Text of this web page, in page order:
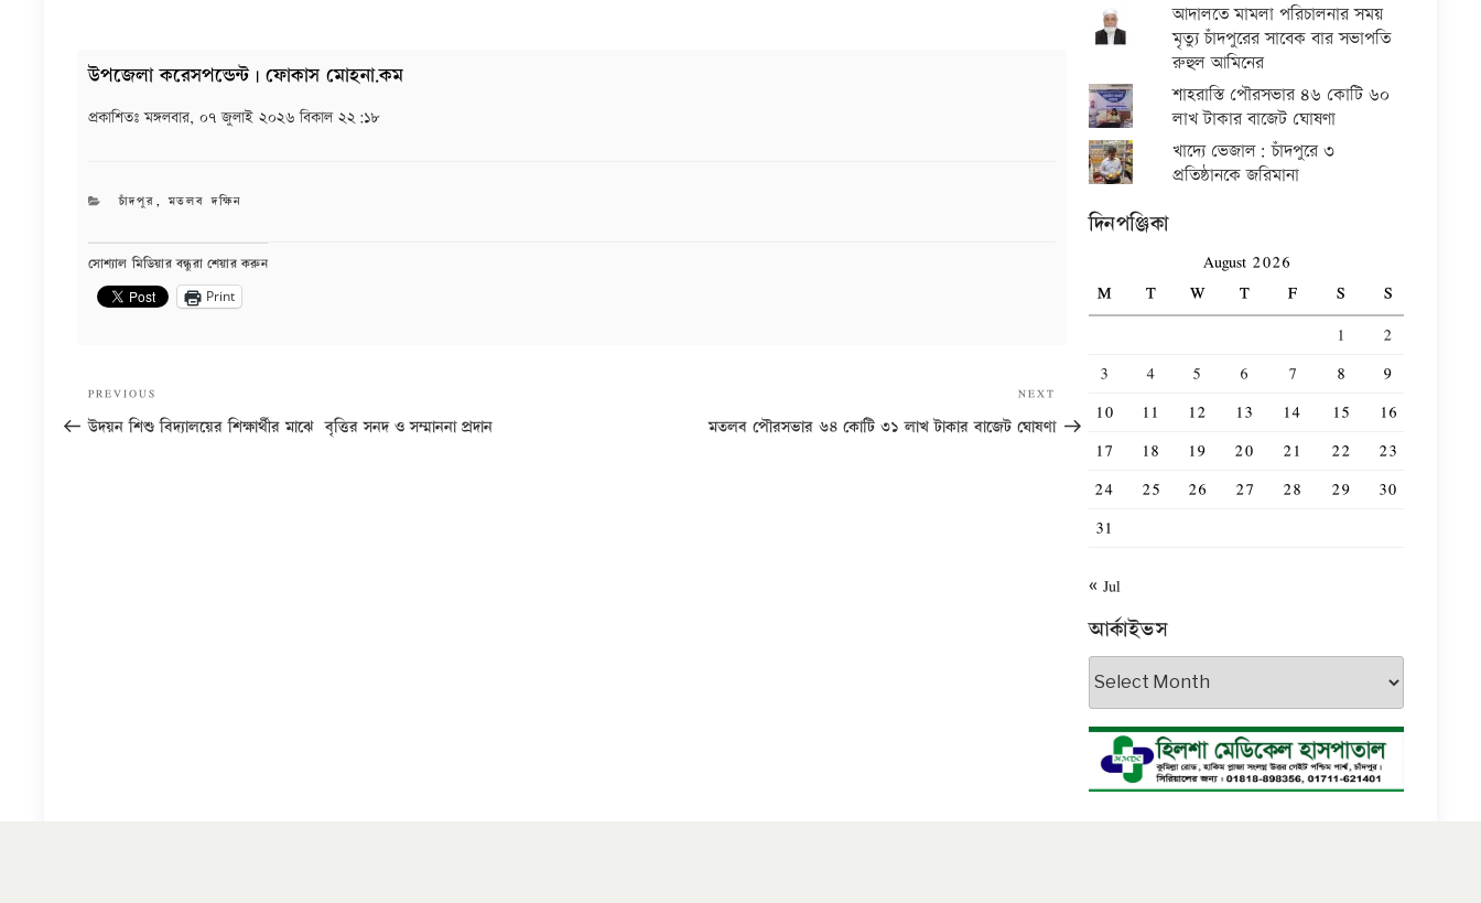
উপজেলা করেসপন্ডেন্ট | ফোকাস মোহনা.কম
প্রকাশিতঃমঙ্গলবার, ০৭ জুলাই ২০২৬ বিকাল ২২:১৮
CATEGORIES
চাঁদপুর ,মতলব দক্ষিন
সোশ্যাল মিডিয়ার বন্ধুরা শেয়ার করুন
Print
navigation
Previous
Post
PREVIOUS
উদয়ন শিশু বিদ্যালয়ের শিক্ষার্থীর মাঝে বৃত্তির সনদ ও সম্মাননা প্রদান
Post
NEXT
মতলব পৌরসভার ৬৪ কোটি ৩১ লাখ টাকার বাজেট ঘোষণা
আদালতে মামলা পরিচালনার সময়
মৃত্যু চাঁদপুরের সাবেক বার সভাপতি
রুহুল আমিনের
শাহরাস্তি পৌরসভার ৪৬ কোটি ৬০
লাখ টাকার বাজেট ঘোষণা
খাদ্যে ভেজাল: চাঁদপুরে ৩
প্রতিষ্ঠানকে জরিমানা
দিনপঞ্জিকা
August 2026
M
T W T F S
S
1
2
3
4 5 6 7 8
9
10
11 12 13 14 15
16
17
18 19 20 21 22
23
24
25 26 27 28 29
30
31
« Jul
আর্কাইভস
আর্কাইভস